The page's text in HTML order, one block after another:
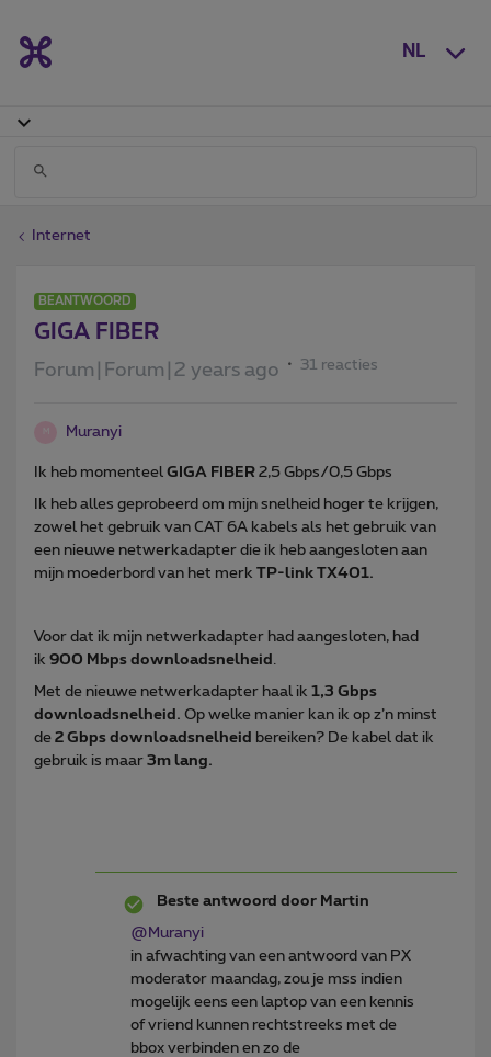
NL
Internet
BEANTWOORD
GIGA FIBER
Forum|Forum|2 years ago 31 reacties
Muranyi
Ik heb momenteel GIGA FIBER 2,5 Gbps/0,5 Gbps
Ik heb alles geprobeerd om mijn snelheid hoger te krijgen,
zowel het gebruik van CAT 6A kabels als het gebruik van
een nieuwe netwerkadapter die ik heb aangesloten aan
mijn moederbord van het merk TP-link TX401.
Voor dat ik mijn netwerkadapter had aangesloten, had
ik 900 Mbps downloadsnelheid
Met de nieuwe netwerkadapter haal ik 1,3 Gbps
downloadsnelheid. Op welke manier kan ik op z’n minst
de 2 Gbps downloadsnelheid bereiken? De kabel dat ik
gebruik is maar 3m lang.
Beste antwoord door Martin
@Muranyi
in afwachting van een antwoord van PX
moderator maandag, zou je mss indien
mogelijk eens een laptop van een kennis
of vriend kunnen rechtstreeks met de
bbox verbinden en zo de